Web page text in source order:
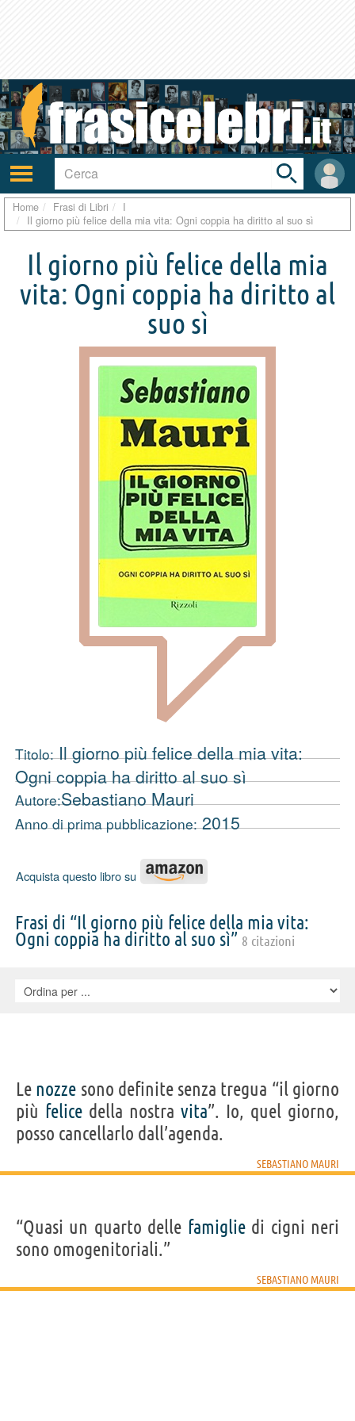
Attiva/disattiva
navigazione
User
area
Toggle
search
bar
Home Frasi di Libri
I
Il giorno più felice della mia vita: Ogni coppia ha diritto al suo sì
Il giorno più felice della mia
vita: Ogni coppia ha diritto al
suo sì
Titolo:Il giorno più felice della mia vita:
Ogni coppia ha diritto al suo sì
Autore:Sebastiano Mauri
Anno di prima pubblicazione:2015
Acquista questo libro su
Frasi di “Il giorno più felice della mia vita:
Ogni coppia ha diritto al suo sì” 8 citazioni
Le nozze sono definite senza tregua “il giorno
più felice della nostra vita”. Io, quel giorno,
posso cancellarlo dall’agenda.
SEBASTIANO MAURI
“Quasi un quarto delle famigliedi cigni neri
sono omogenitoriali.”
SEBASTIANO MAURI